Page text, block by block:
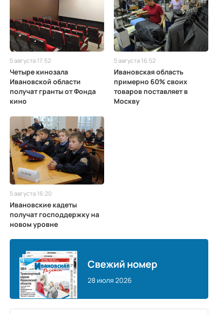
5 августа 17:52
Четыре кинозала
Ивановской области
получат гранты от Фонда
кино
5 августа 16:52
Ивановская область
примерно 60% своих
товаров поставляет в
Москву
5 августа 16:20
Ивановские кадеты
получат господдержку на
новом уровне
Свежий номер
28 июля 2026